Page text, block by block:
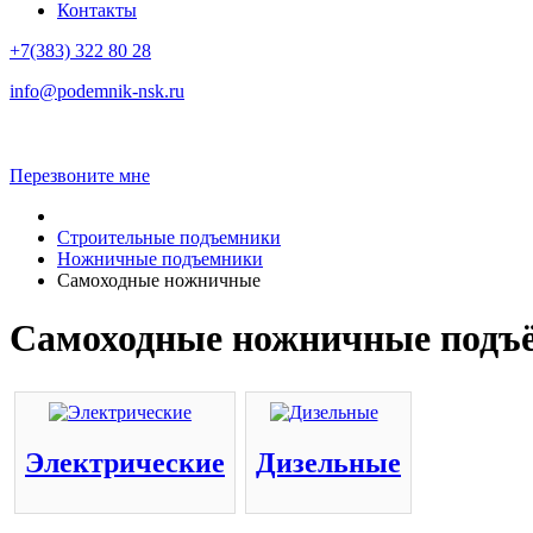
Контакты
+7(383) 322 80 28
info@podemnik-nsk.ru
Перезвоните мне
Строительные подъемники
Ножничные подъемники
Самоходные ножничные
Самоходные ножничные
Электрические Дизельные